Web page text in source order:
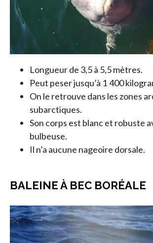
Longueur de 3,5 à 5,5 mètres.
Peut peser jusqu’à 1 400
On le retrouve dans les zones
subarctiques.
Son corps est blanc et robuste
bulbeuse.
Il n’a aucune nageoire dorsale.
BALEINE À BEC BORÉALE